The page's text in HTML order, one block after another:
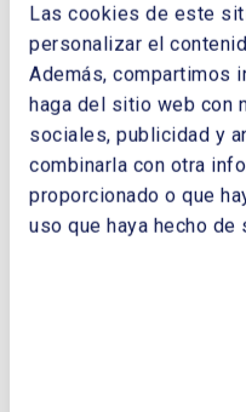
Las cookies de este
personalizar el
Además, compartimos
haga del sitio web con
sociales, publicidad y
combinarla con otra
proporcionado o que
uso que haya hecho
Empresarial Eólica,
marcados en el
incremento anual
eólicos hasta 2030.
para llevar a cabo
gracias a un sector
toda la cadena de